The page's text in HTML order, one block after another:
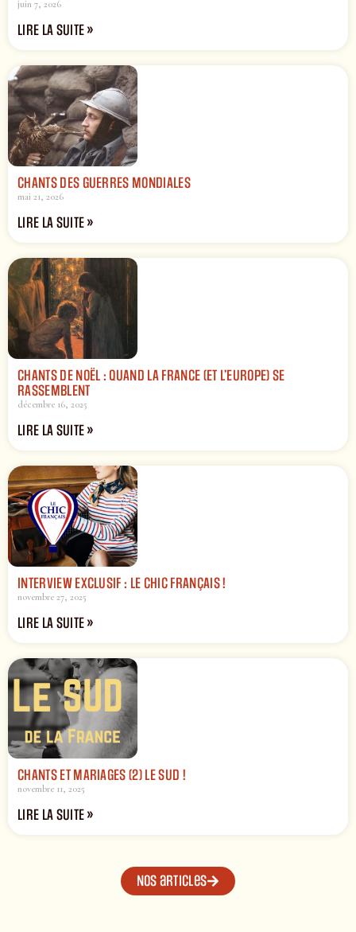
juin 7, 2026
LIRE LA SUITE »
CHANTS DES GUERRES MONDIALES
mai 21, 2026
LIRE LA SUITE »
CHANTS DE NOËL : QUAND LA FRANCE (ET L’EUROPE) SE
RASSEMBLENT
décembre 16, 2025
LIRE LA SUITE »
INTERVIEW EXCLUSIF : LE CHIC FRANÇAIS !
novembre 27, 2025
LIRE LA SUITE »
CHANTS ET MARIAGES (2) LE SUD !
novembre 11, 2025
LIRE LA SUITE »
Nos articles